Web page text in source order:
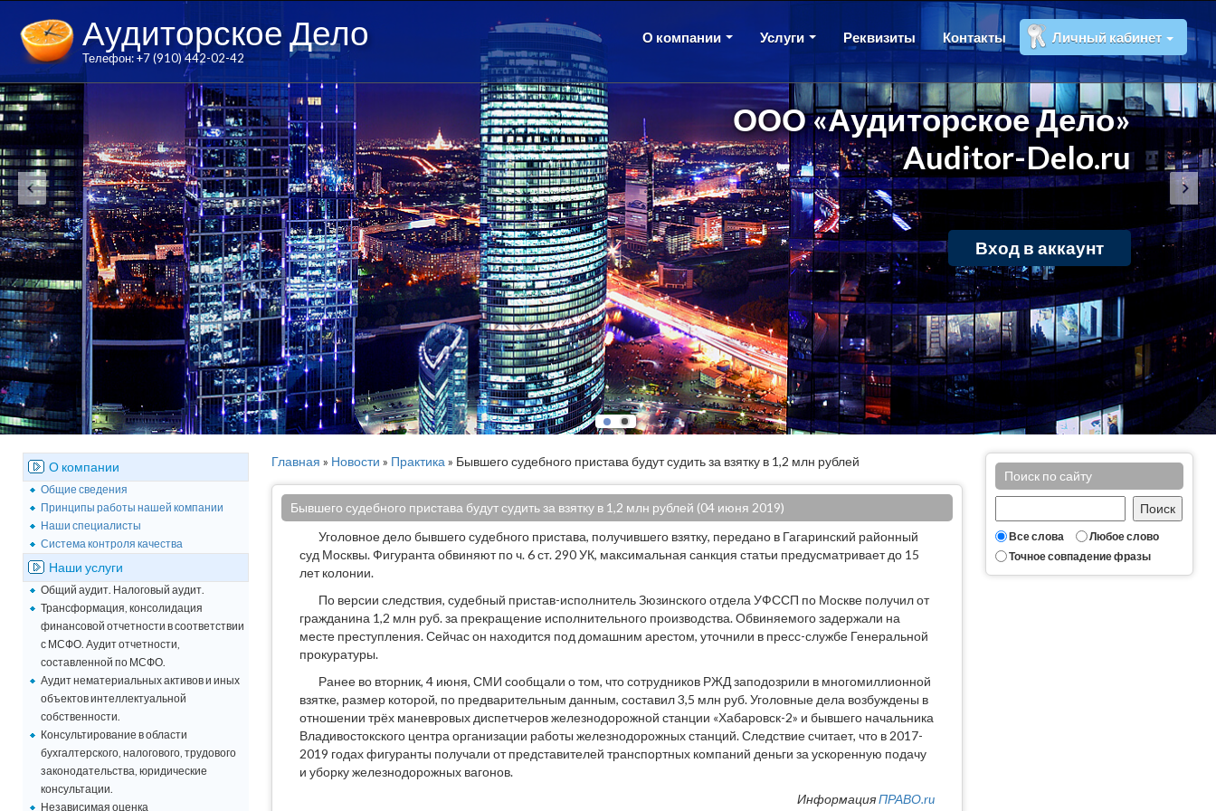
Аудиторское Дело
Телефон: +7 (910) 442-02-42
О компании Услуги Реквизиты Контакты Личный кабинет
ООО «Аудиторское Дело»
Auditor-Delo.ru
Вход в аккаунт
О компании
Общие сведения
Принципы работы нашей компании
Наши специалисты
Система контроля качества
Наши услуги
Общий аудит. Налоговый аудит.
Трансформация, консолидация
финансовой отчетности в соответствии
с МСФО. Аудит отчетности,
составленной по МСФО.
Аудит нематериальных активов и иных
объектов интеллектуальной
собственности.
Консультирование в области
бухгалтерского, налогового, трудового
законодательства, юридические
консультации.
Независимая оценка
Поиск по сайту
Все слова
Любое слово
Точное совпадение фразы
Главная » Новости » Практика » Бывшего судебного пристава будут судить за взятку в 1,2 млн рублей
Бывшего судебного пристава будут судить за взятку в 1,2 млн рублей (04 июня 2019)
Уголовное дело бывшего судебного пристава, получившего взятку, передано в Гагаринский районный
суд Москвы. Фигуранта обвиняют по ч. 6 ст. 290 УК, максимальная санкция статьи предусматривает до 15
лет колонии.
По версии следствия, судебный пристав-исполнитель Зюзинского отдела УФССП по Москве получил от
гражданина 1,2 млн руб. за прекращение исполнительного производства. Обвиняемого задержали на
месте преступления. Сейчас он находится под домашним арестом, уточнили в пресс-службе Генеральной
прокуратуры.
Ранее во вторник, 4 июня, СМИ сообщали о том, что сотрудников РЖД заподозрили в многомиллионной
взятке, размер которой, по предварительным данным, составил 3,5 млн руб. Уголовные дела возбуждены в
отношении трёх маневровых диспетчеров железнодорожной станции «Хабаровск-2» и бывшего начальника
Владивостокского центра организации работы железнодорожных станций. Следствие считает, что в 2017-
2019 годах фигуранты получали от представителей транспортных компаний деньги за ускоренную подачу
и уборку железнодорожных вагонов.
ИнформацияПРАВО.ru